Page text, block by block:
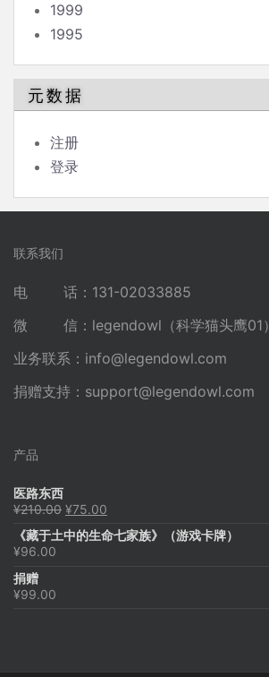
1999
1995
元数据
注册
登录
联系我们
电 话：131-02033885
微 信：legendowl（科学猫头鹰01）
业务联系： info@legendowl.com
捐赠支持： support@legendowl.com
产品
医路东西
¥210.00 原
为：
¥75.00
价
《藏于土中的生命七家族》（游戏卡牌）
¥96.00
捐赠
¥99.00